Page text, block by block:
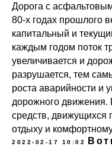
Дорога с
80-х годах прошлого
капитальный и
каждым годом поток
увеличивается и
разрушается, тем
роста аварийности и
дорожного движения.
средств,
отдыху и
2022-02-17 10:02